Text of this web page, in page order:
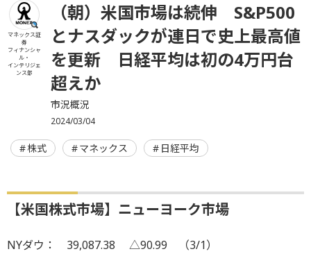
マネックス証
券
フィナンシャ
ル・
インテリジェ
ンス部
（朝）米国市場は続伸 S&P500
とナスダックが連日で史上最高値
を更新 日経平均は初の4万円台
超えか
市況概況
2024/03/04
株式 マネックス 日経平均
【米国株式市場】ニューヨーク市場
NYダウ： 39,087.38 △90.99 （3/1）